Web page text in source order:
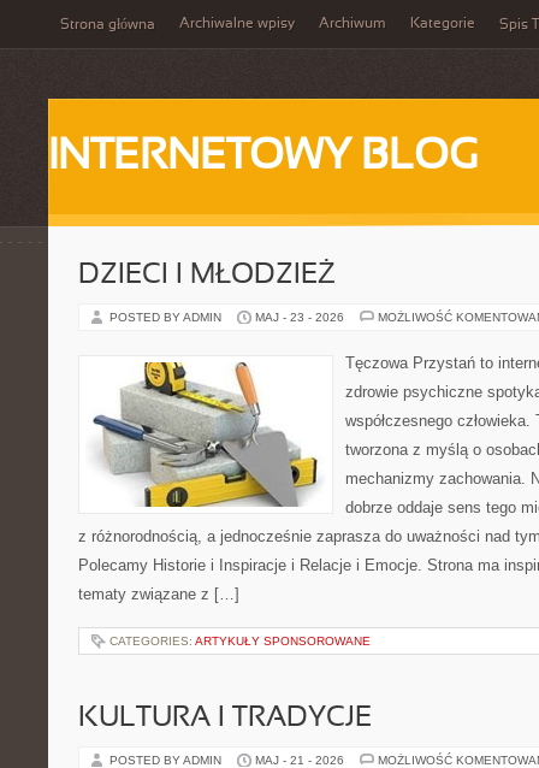
Strona główna Archiwalne wpisy Archiwum Kategorie Spis
INTERNETOWY BLOG
DZIECI I MŁODZIEŻ
POSTED BY ADMIN MAJ - 23 - 2026 MOŻLIWOŚĆ
Tęczowa Przystań to
zdrowie psychiczne
współczesnego
tworzona z myślą o
mechanizmy zachowania.
dobrze oddaje sens tego
z różnorodnością, a jednocześnie zaprasza do uważności nad
Polecamy Historie i Inspiracje i Relacje i Emocje. Strona ma
tematy związane z […]
CATEGORIES: ARTYKUŁY SPONSOROWANE
KULTURA I TRADYCJE
POSTED BY ADMIN MAJ - 21 - 2026 MOŻLIWOŚĆ